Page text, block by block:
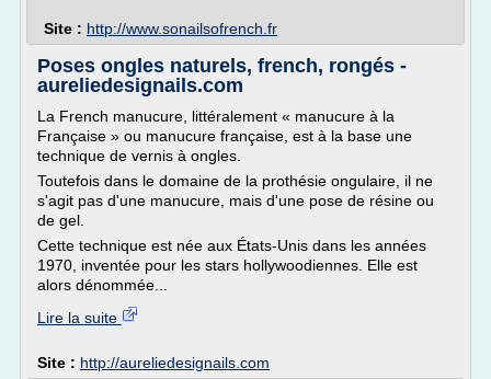
Site : http://www.sonailsofrench.fr
Poses ongles naturels, french, rongés -
aureliedesignails.com
La French manucure, littéralement « manucure à la
Française » ou manucure française, est à la base une
technique de vernis à ongles.
Toutefois dans le domaine de la prothésie ongulaire, il ne
s'agit pas d'une manucure, mais d'une pose de résine ou
de gel.
Cette technique est née aux États-Unis dans les années
1970, inventée pour les stars hollywoodiennes. Elle est
alors dénommée...
Lire la suite
Site : http://aureliedesignails.com